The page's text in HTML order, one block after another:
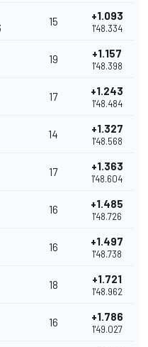
15 +1.093
1'48.334
19 +1.157
1'48.398
17 +1.243
1'48.484
14 +1.327
1'48.568
17 +1.363
1'48.604
16 +1.485
1'48.726
16 +1.497
1'48.738
18 +1.721
1'48.962
16 +1.786
1'49.027